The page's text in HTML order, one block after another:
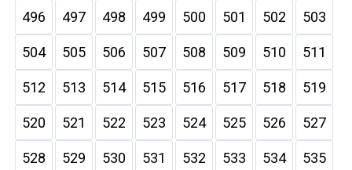
496 497 498 499 500 501 502 503
504 505 506 507 508 509 510 511
512 513 514 515 516 517 518 519
520 521 522 523 524 525 526 527
528 529 530 531 532 533 534 535